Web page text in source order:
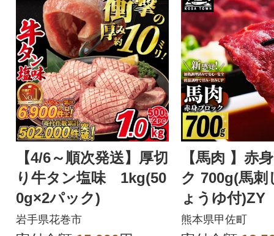
【4/6～順次発送】厚切
り牛タン塩味 1kg(50
0g×2パック)
岩手県花巻市
【馬肉 】赤
ク 700g(馬刺
ょうゆ付)ZY
熊本県甲佐町